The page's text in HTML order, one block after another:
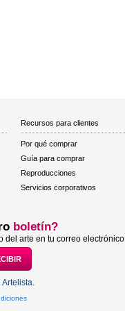
Recursos para clientes
Por qué comprar
Guía para comprar
Reproducciones
Servicios corporativos
boletín?
del arte en tu correo electrónico
.